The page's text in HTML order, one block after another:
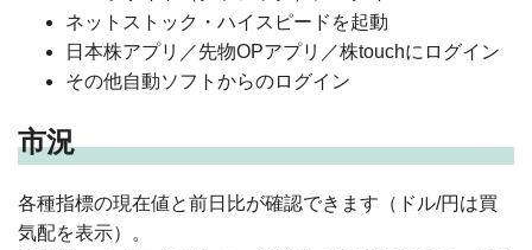
ネットストック・ハイスピードを起動
日本株アプリ／先物OPアプリ／株touchにログイン
その他自動ソフトからのログイン
市況
各種指標の現在値と前日比が確認できます（ドル/円は買
気配を表示）。